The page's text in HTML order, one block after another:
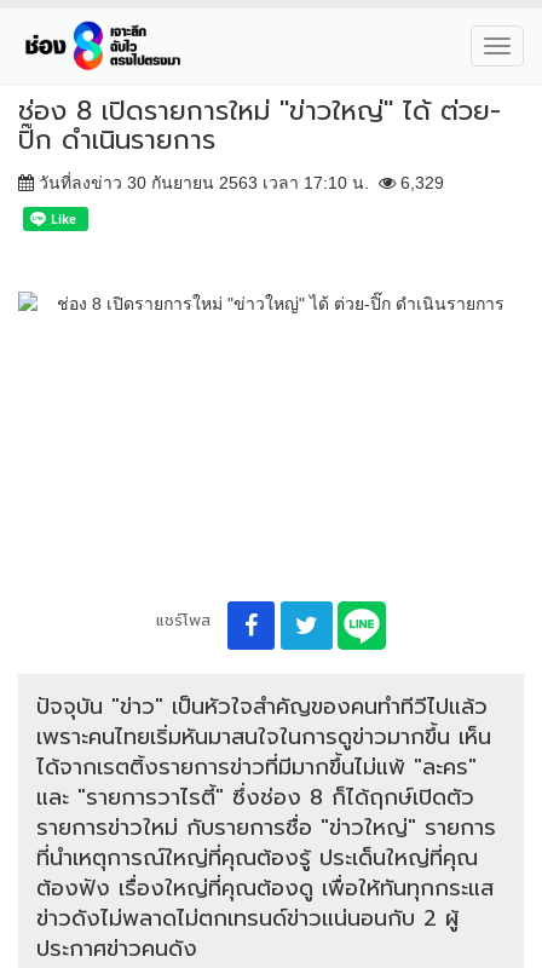
ช่อง 8 เปิดรายการใหม่ "ข่าวใหญ่" ได้ ต่วย-
ปิ๊ก ดำเนินรายการ
วันที่ลงข่าว 30 กันยายน 2563 เวลา 17:10 น. 6,329
แชร์โพส
ปัจจุบัน "ข่าว" เป็นหัวใจสำคัญของคนทำทีวีไปแล้ว
เพราะคนไทยเริ่มหันมาสนใจในการดูข่าวมากขึ้น เห็น
ได้จากเรตติ้งรายการข่าวที่มีมากขึ้นไม่แพ้ "ละคร"
และ "รายการวาไรตี้" ซึ่งช่อง 8 ก็ได้ฤกษ์เปิดตัว
รายการข่าวใหม่ กับรายการชื่อ "ข่าวใหญ่" รายการ
ที่นำเหตุการณ์ใหญ่ที่คุณต้องรู้ ประเด็นใหญ่ที่คุณ
ต้องฟัง เรื่องใหญ่ที่คุณต้องดู เพื่อให้ทันทุกกระแส
ข่าวดังไม่พลาดไม่ตกเทรนด์ข่าวแน่นอนกับ 2 ผู้
ประกาศข่าวคนดัง